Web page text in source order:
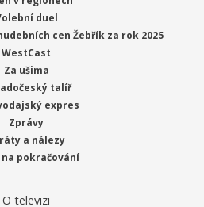
duel
cen Žebřík za rok 2025
WestCast
Za ušima
talíř
expres
Zprávy
a nálezy
pokračování
O televizi